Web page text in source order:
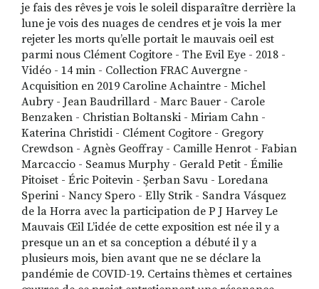
je fais des rêves je vois le soleil disparaître derrière la
lune je vois des nuages de cendres et je vois la mer
rejeter les morts qu’elle portait le mauvais oeil est
parmi nous Clément Cogitore - The Evil Eye - 2018 -
Vidéo - 14 min - Collection FRAC Auvergne -
Acquisition en 2019 Caroline Achaintre - Michel
Aubry - Jean Baudrillard - Marc Bauer - Carole
Benzaken - Christian Boltanski - Miriam Cahn -
Katerina Christidi - Clément Cogitore - Gregory
Crewdson - Agnès Geoffray - Camille Henrot - Fabian
Marcaccio - Seamus Murphy - Gerald Petit - Émilie
Pitoiset - Éric Poitevin - Şerban Savu - Loredana
Sperini - Nancy Spero - Elly Strik - Sandra Vásquez
de la Horra avec la participation de P J Harvey Le
Mauvais Œil L’idée de cette exposition est née il y a
presque un an et sa conception a débuté il y a
plusieurs mois, bien avant que ne se déclare la
pandémie de COVID-19. Certains thèmes et certaines